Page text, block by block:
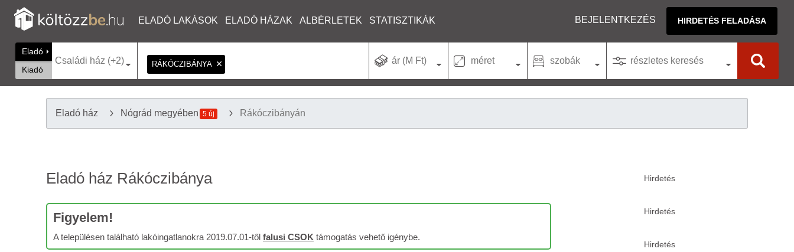
ELADÓ LAKÁSOK ELADÓ HÁZAK ALBÉRLETEK STATISZTIKÁK BEJELENTKEZÉS HIRDETÉS FELADÁSA
Eladó
Kiadó
Családi ház (+2) RÁKÓCZIBÁNYA ár (M Ft) méret szobák részletes keresés
Eladó ház Nógrád megyében 5 új Rákóczibányán
Eladó ház Rákóczibánya
Figyelem!
A településen található lakóingatlanokra 2019.07.01-től falusi CSOK támogatás vehető igénybe.